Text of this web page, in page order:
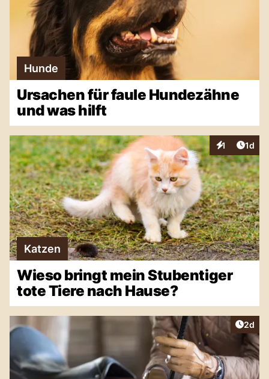
Hunde
Ursachen für faule Hundezähne
und was hilft
1
Interaktionen
1d
Katzen
Wieso bringt mein Stubentiger
tote Tiere nach Hause?
2d